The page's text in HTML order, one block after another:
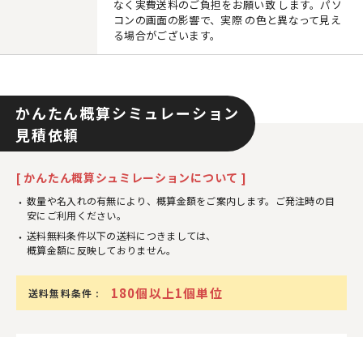
なく実費送料のご負担をお願い致 します。パソ
コンの画面の影響で、実際 の色と異なって見え
る場合がございます。
かんたん概算シミュレーション
見積依頼
[ かんたん概算シュミレーションについて ]
数量や名入れの有無により、概算金額をご案内します。ご発注時の目
安にご利用ください。
送料無料条件以下の送料につきましては、
概算金額に反映しておりません。
送料無料条件 : 180個以上1個単位